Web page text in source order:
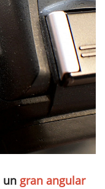
un gran angular